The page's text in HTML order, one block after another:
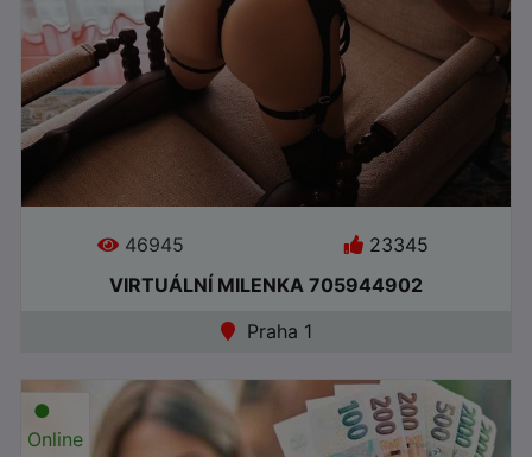
46945
23345
VIRTUÁLNÍ MILENKA 705944902
Praha 1
●
Online